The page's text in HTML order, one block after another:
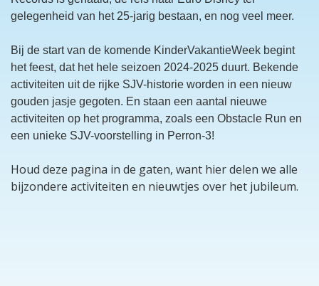
gelegenheid van het 25-jarig bestaan, en nog veel meer.
Bij de start van de komende KinderVakantieWeek begint
het feest, dat het hele seizoen 2024-2025 duurt. Bekende
activiteiten uit de rijke SJV-historie worden in een nieuw
gouden jasje gegoten. En staan een aantal nieuwe
activiteiten op het programma, zoals een Obstacle Run en
een unieke SJV-voorstelling in Perron-3!
Houd deze pagina in de gaten, want hier delen we alle
bijzondere activiteiten en nieuwtjes over het jubileum.